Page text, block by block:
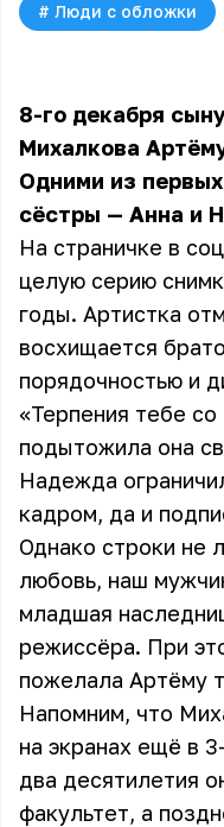
# Люди с обложки
8-го декабря
Михалкова
Одними из
сёстры — Анна и
На страничке в
целую серию
годы. Артистка
восхищается
порядочностью и
«Терпения тебе
подытожила она
Надежда
кадром, да и
Однако строки не
любовь, наш
младшая
режиссёра. При
пожелала Артёму
Напомним, что
на экранах ещё в
два десятилетия
факультет, а